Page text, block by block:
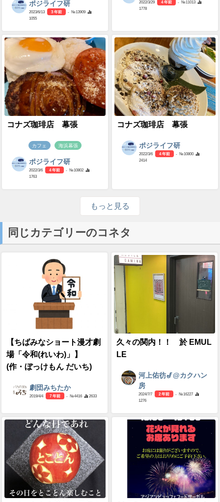
ポジライフ研
2023/6/13 3 年前
- №13909
1055
2022/3/29 4 年前
- №11013
1778
コナズ珈琲店 幕張
カフェ 海浜幕張
ポジライフ研
2022/3/6 4 年前
- №10802
1763
コナズ珈琲店 幕張
ポジライフ研
2022/3/6 4 年前
- №10800
2414
もっと見る
同じカテゴリーのコネタ
【ちばみなショート漫才劇
場「令和(れいわ)」】
(作・ぼっけもん だいち)
劇団みちたか
2019/4/4 7 年前 - №4416 2633
久々の関内！！ 於 EMUL
LE
河上佑彷🎷@カクハン
房
2024/7/7 2 年前
- №16227
1276